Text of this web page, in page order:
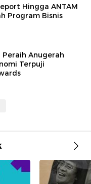
Hingga ANTAM
Program Bisnis
Anugerah
Terpuji